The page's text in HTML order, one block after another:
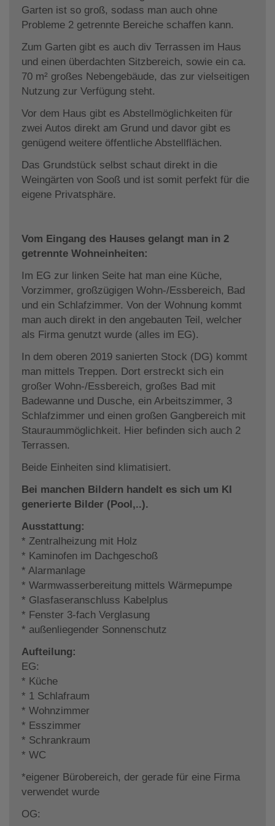
Garten ist so groß, sodass man auch ohne
Probleme 2 getrennte Bereiche schaffen kann.
Zum Garten gibt es auch div Terrassen im Haus
und einen überdachten Sitzbereich, sowie ein ca.
70 m² großes Nebengebäude, das zur vielseitigen
Nutzung zur Verfügung steht.
Vor dem Haus gibt es Abstellmöglichkeiten für
zwei Autos direkt am Grund und davor gibt es
genügend weitere öffentliche Abstellflächen.
Das Grundstück selbst schaut direkt in die
Weingärten von Sooß und ist somit perfekt für die
eigene Privatsphäre.
Vom Eingang des Hauses gelangt man in 2
getrennte Wohneinheiten:
Im EG zur linken Seite hat man eine Küche,
Vorzimmer, großzügigen Wohn-/Essbereich, Bad
und ein Schlafzimmer. Von der Wohnung kommt
man auch direkt in den angebauten Teil, welcher
als Firma genutzt wurde (alles im EG).
In dem oberen 2019 sanierten Stock (DG) kommt
man mittels Treppen. Dort erstreckt sich ein
großer Wohn-/Essbereich, großes Bad mit
Badewanne und Dusche, ein Arbeitszimmer, 3
Schlafzimmer und einen großen Gangbereich mit
Stauraummöglichkeit. Hier befinden sich auch 2
Terrassen.
Beide Einheiten sind klimatisiert.
Bei manchen Bildern handelt es sich um KI
generierte Bilder (Pool,..).
Ausstattung:
* Zentralheizung mit Holz
* Kaminofen im Dachgeschoß
* Alarmanlage
* Warmwasserbereitung mittels Wärmepumpe
* Glasfaseranschluss Kabelplus
* Fenster 3-fach Verglasung
* außenliegender Sonnenschutz
Aufteilung:
EG:
* Küche
* 1 Schlafraum
* Wohnzimmer
* Esszimmer
* Schrankraum
* WC
*eigener Bürobereich, der gerade für eine Firma
verwendet wurde
OG: